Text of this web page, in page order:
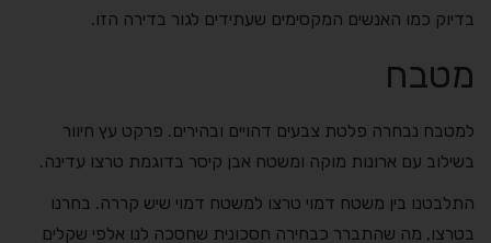
בדיוק כמו האנשים המקסימים שעתידים לגור בדירה הזו.
מטבח
למטבח נבחרה פלטת צבעים דהויים ובהירים. פרקט עץ חיוור
בשילוב עם ארונות מוקה ומשטח אבן קיסר בדוגמת טרצו עדינה.
התלבטנו בין משטח דמוי טרצו למשטח דמוי שיש קררה. בחרנו
בטרצו, מה שהתברר כבחירה חסכונית שחסכה לנו אלפי שקלים